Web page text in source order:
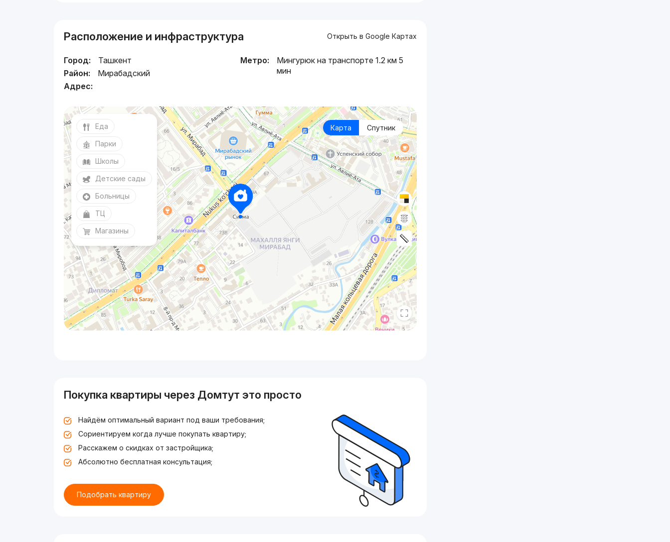
Расположение и инфраструктура Открыть в Google Картах
Город:
Ташкент
Район:
Мирабадский
Адрес:
Метро:
Мингурюк на транспорте 1.2 км 5
мин
Карта Спутник
Еда
Парки
Школы
Детские сады
Больницы
ТЦ
Магазины
Покупка квартиры через Домтут это просто
Найдём оптимальный вариант под ваши требования;
Сориентируем когда лучше покупать квартиру;
Расскажем о скидках от застройщика;
Абсолютно бесплатная консультация;
Подобрать квартиру